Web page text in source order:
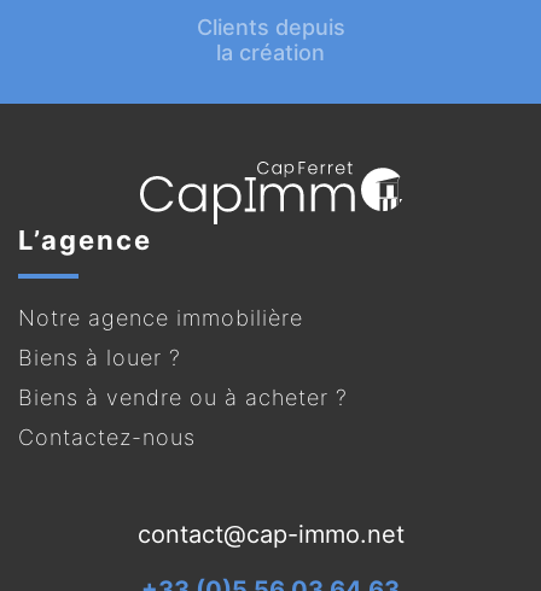
Clients depuis
la création
L’agence
Notre agence immobilière
Biens à louer ?
Biens à vendre ou à acheter ?
Contactez-nous
contact@cap-immo.net